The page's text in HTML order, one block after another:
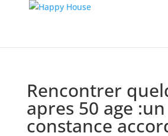
Rencontrer
apres 50 age :un
constance